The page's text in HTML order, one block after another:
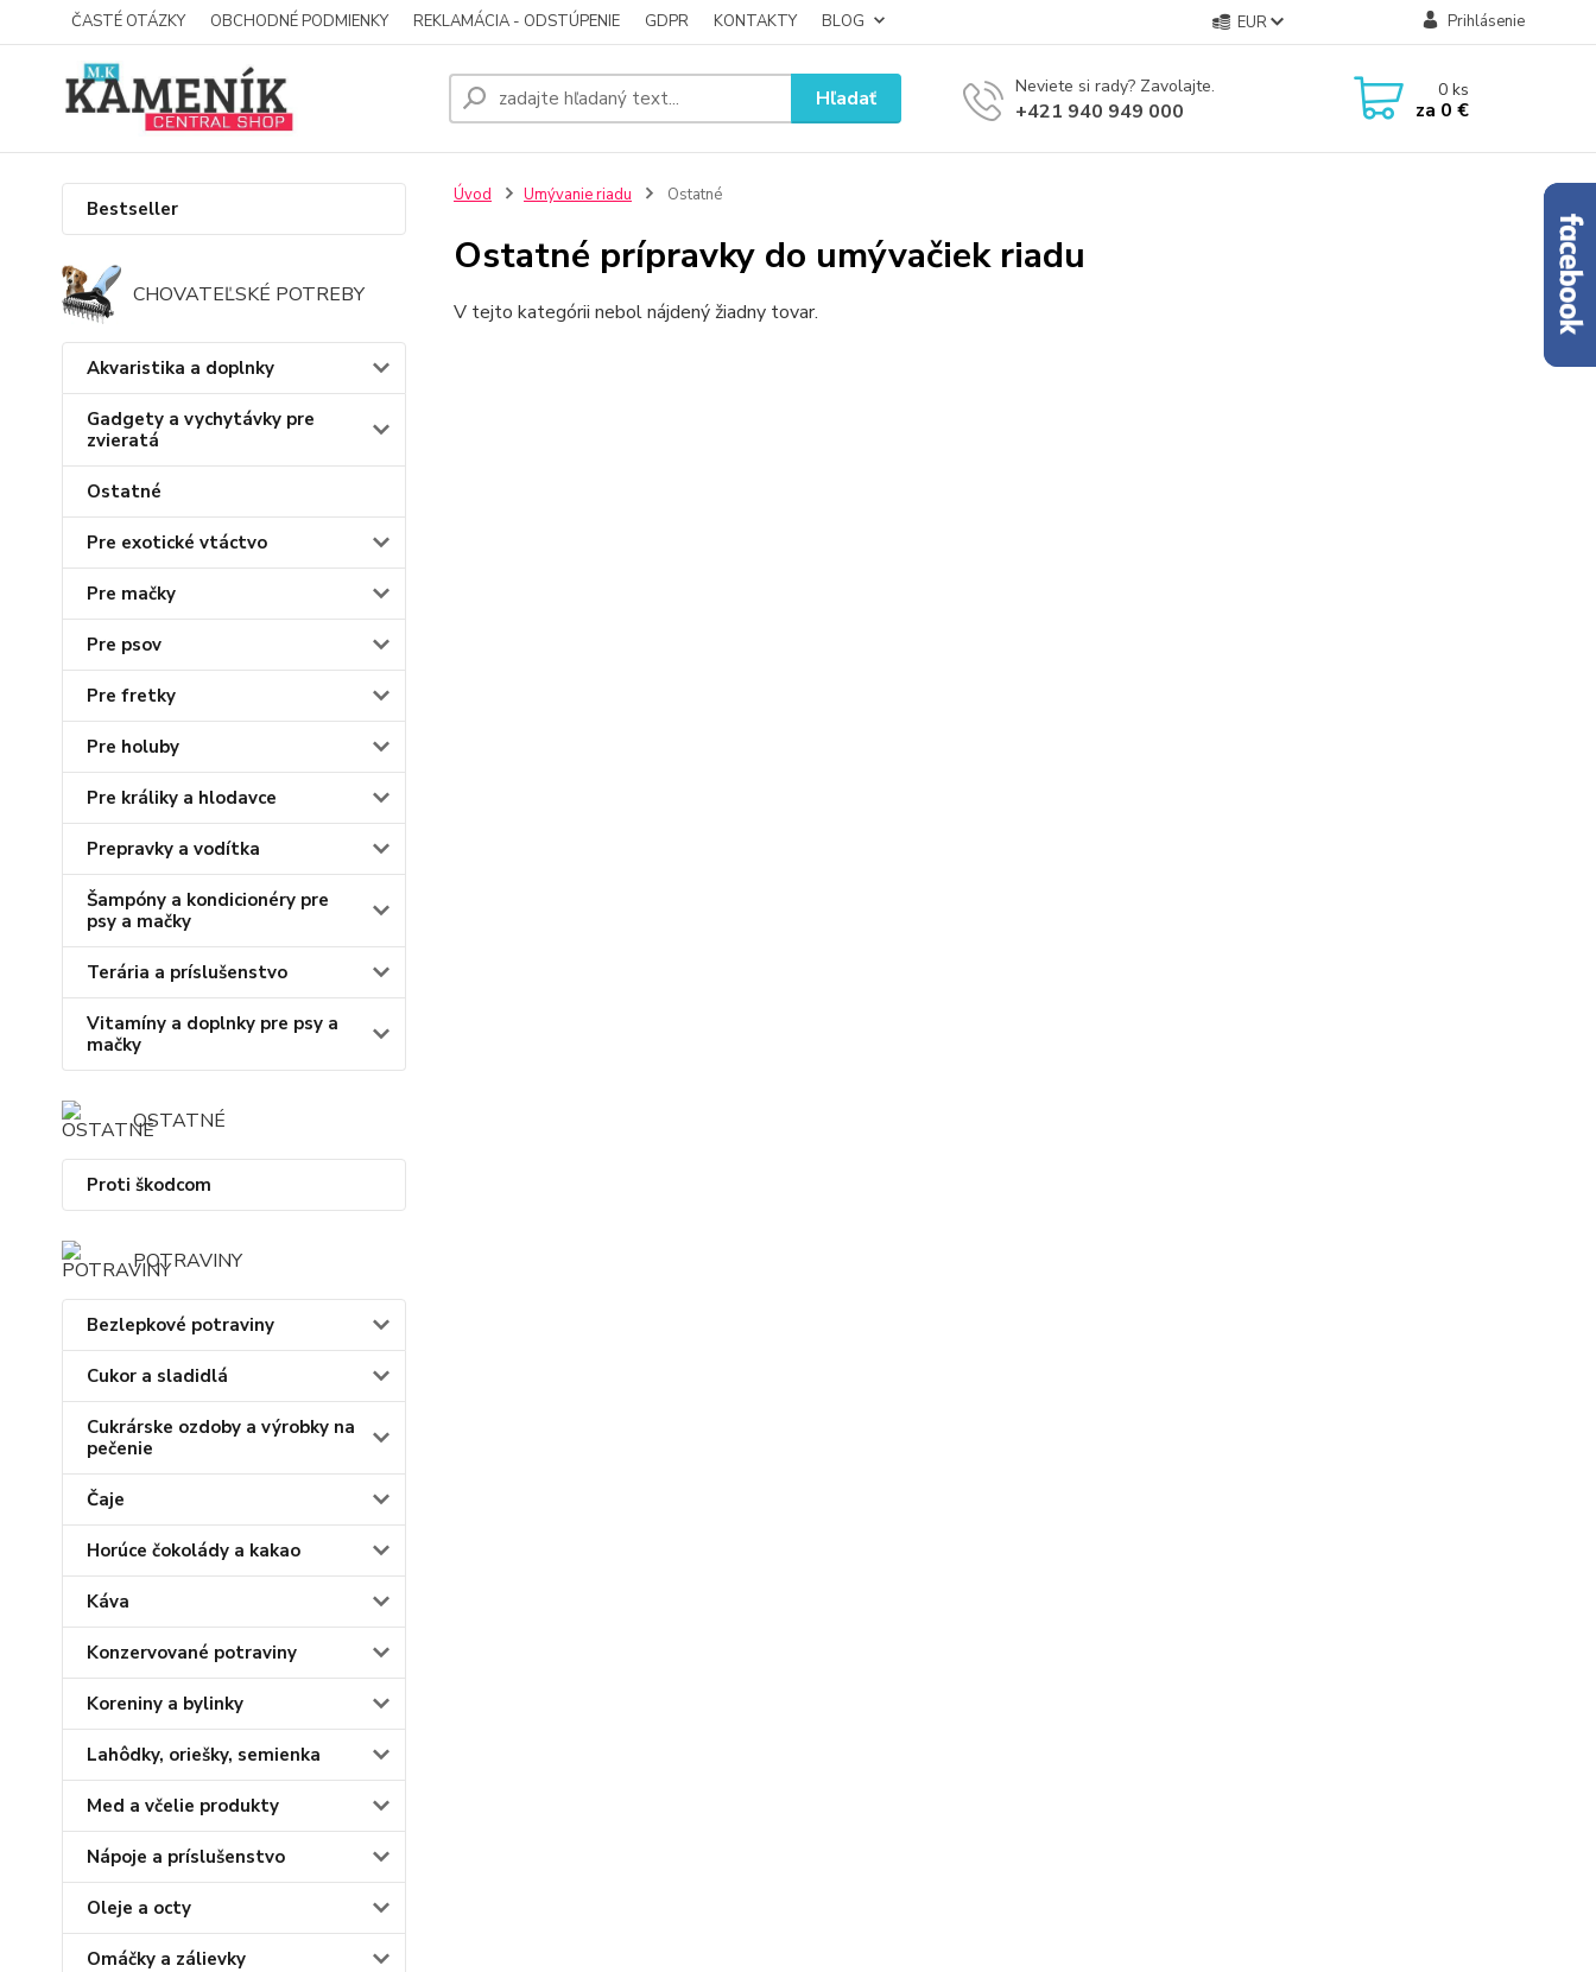
ČASTÉ OTÁZKY OBCHODNÉ PODMIENKY REKLAMÁCIA - ODSTÚPENIE GDPR KONTAKTY BLOG EUR Prihlásenie
Hľadať Neviete si rady? Zavolajte.
+421 940 949 000
0ks
za 0 €
Bestseller
CHOVATEĽSKÉ POTREBY
Akvaristika a doplnky
Gadgety a vychytávky pre
zvieratá
Ostatné
Pre exotické vtáctvo
Pre mačky
Pre psov
Pre fretky
Pre holuby
Pre králiky a hlodavce
Prepravky a vodítka
Šampóny a kondicionéry pre
psy a mačky
Terária a príslušenstvo
Vitamíny a doplnky pre psy a
mačky
OSTATNÉ
Proti škodcom
POTRAVINY
Bezlepkové potraviny
Cukor a sladidlá
Cukrárske ozdoby a výrobky na
pečenie
Čaje
Horúce čokolády a kakao
Káva
Konzervované potraviny
Koreniny a bylinky
Lahôdky, oriešky, semienka
Med a včelie produkty
Nápoje a príslušenstvo
Oleje a octy
Omáčky a zálievky
Úvod Umývanie riadu Ostatné
Ostatné prípravky do umývačiek riadu
V tejto kategórii nebol nájdený žiadny tovar.